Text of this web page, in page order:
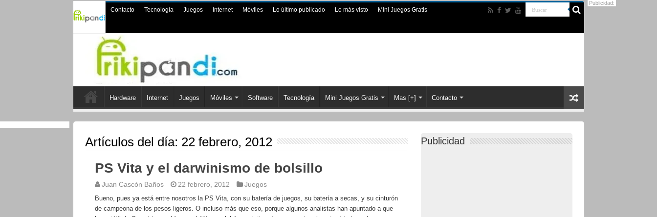
Contacto Tecnología Juegos Internet Móviles Lo último publicado Lo más visto Mini Juegos Gratis
Hardware Internet Juegos Móviles Software Tecnología Mini Juegos Gratis Mas [+] Contacto
Artículos del día: 22 febrero, 2012
PS Vita y el darwinismo de bolsillo
Juan Cascón Baños 22 febrero, 2012 Juegos
Bueno, pues ya está entre nosotros la PS Vita, con su batería de juegos, su batería a secas, y su cinturón
de campeona de los pesos ligeros. O incluso más que eso, porque algunos analistas han apuntado a que
Publicidad
Publicidad: